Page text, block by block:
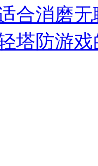
合消磨
塔防游